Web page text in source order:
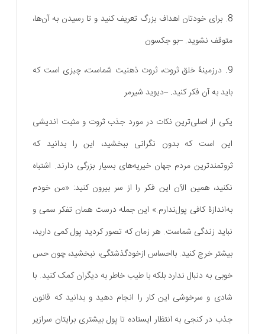
8. برای خودتان اهداف بزرگ تعریف کنید و تا رسیدن به آن‌ها،
متوقف نشوید. –بو جکسون
9. درزمینۀ خلق ثروت، ثروت ذهنیت شماست، چیزی است که
باید به آن فکر کنید. –دیوید شیرمر
یکی از اصلی‌ترین نکات در مورد جذب ثروت و مثبت اندیشی
این است که بدون نگرانی ببخشید، این را بدانید که
ثروتمندترین مردم جهان خیریه‌های بسیار بزرگی دارند. اشتباه
نکنید، همین الآن این فکر را از سر بیرون کنید: «من خودم
به‌اندازۀ کافی پول‌ندارم.» این جمله درست همان تفکر سمی و
نباید زندگی شماست. هر زمان که تصور کردید پول کمی دارید،
بیشتر خرج کنید. بااحساس ازخودگذشتگی، نبخشید، چون حس
خوبی به دنبال ندارد بلکه با طیب خاطر به دیگران کمک کنید. با
شادی و سرخوشی این کار را انجام دهید و بدانید که قانون
جذب در کنجی به انتظار ایستاده تا پول بیشتری برایتان سرازیر